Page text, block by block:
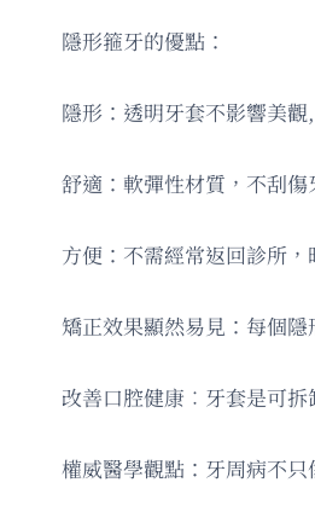
隱形箍牙的優點：
隱形：透明牙套不影響美
舒適：軟彈性材質，不刮
方便：不需經常返回診所，
矯正效果顯然易見：每個
改善口腔健康︰牙套是可
權威醫學觀點：牙周病不只